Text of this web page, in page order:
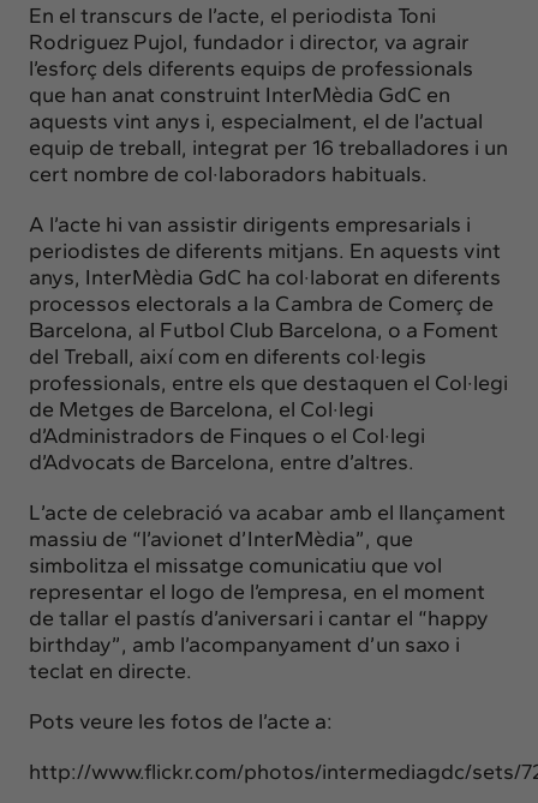
En el transcurs de l’acte, el periodista Toni
Rodriguez Pujol, fundador i director, va agrair
l’esforç dels diferents equips de professionals
que han anat construint InterMèdia GdC en
aquests vint anys i, especialment, el de l’actual
equip de treball, integrat per 16 treballadores i un
cert nombre de col·laboradors habituals.
A l’acte hi van assistir dirigents empresarials i
periodistes de diferents mitjans. En aquests vint
anys, InterMèdia GdC ha col·laborat en diferents
processos electorals a la Cambra de Comerç de
Barcelona, al Futbol Club Barcelona, o a Foment
del Treball, així com en diferents col·legis
professionals, entre els que destaquen el Col·legi
de Metges de Barcelona, el Col·legi
d’Administradors de Finques o el Col·legi
d’Advocats de Barcelona, entre d’altres.
L’acte de celebració va acabar amb el llançament
massiu de “l’avionet d’InterMèdia”, que
simbolitza el missatge comunicatiu que vol
representar el logo de l’empresa, en el moment
de tallar el pastís d’aniversari i cantar el “happy
birthday”, amb l’acompanyament d’un saxo i
teclat en directe.
Pots veure les fotos de l’acte a:
http://www.flickr.com/photos/intermediagdc/sets/